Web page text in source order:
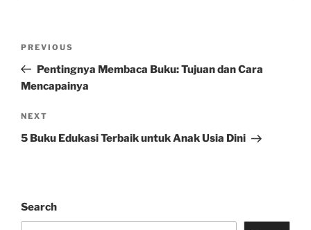
Previous
Post
PREVIOUS
Pentingnya Membaca Buku: Tujuan dan Cara
Mencapainya
Next
Post
NEXT
5 Buku Edukasi Terbaik untuk Anak Usia Dini
Search